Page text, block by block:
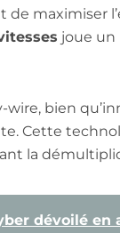
maximiser
joue un
bien
Cette
la
dévoilé